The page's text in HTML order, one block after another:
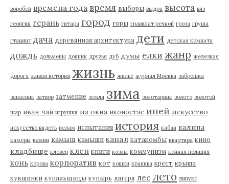
воробей времена года время выборы выдра высота вяз
георгин герань гитара город горы гравилат речной гроза груша
гтацинт дача деревянная архитектура дети детская комната
дождь дольмены донник друзья дуб думы елки жанр железная
дорога живая история жизнь жильё журнал Москва заброшка
запасник затвор затмение земля зима золотарник золото золотой
шар иван-чай игрушки из окна иконостас иней искусство
искусство видеть ислам испытания история кабан калина
камеры камни камыш камыши канал катакомбы квартира кино
кладбище клевер клен книги козлы коммунизм конная полиция
конь корова корпоратив кот кошки крапива крест крыша
кувшинки купальщицы купырь лагеря лес лето линукс